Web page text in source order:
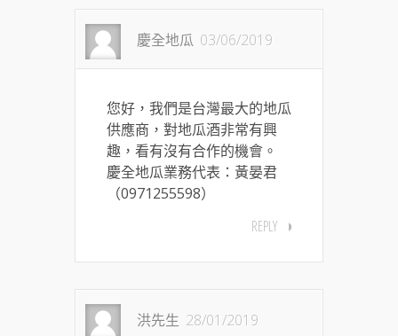
慶全地瓜 03/06/2019
您好，我們是台灣最大的地瓜
供應商，對地瓜酒非常有興
趣，看有沒有合作的機會。
慶全地瓜業務代表：黃晏君
（0971255598）
REPLY
洪先生 28/01/2019